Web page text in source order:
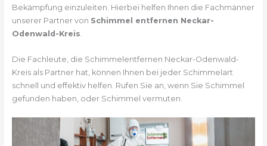
Bekämpfung einzuleiten. Hierbei helfen Ihnen die Fachmänner
unserer Partner von Schimmel entfernen Neckar-
Odenwald-Kreis.
Die Fachleute, die Schimmelentfernen Neckar-Odenwald-
Kreis als Partner hat, können Ihnen bei jeder Schimmelart
schnell und effektiv helfen. Rufen Sie an, wenn Sie Schimmel
gefunden haben, oder Schimmel vermuten.